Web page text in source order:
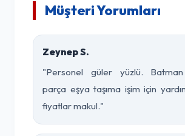
Müşteri Yorumları
Zeynep S.
"Personel güler yüzlü.
parça eşya taşıma işim için
fiyatlar makul."